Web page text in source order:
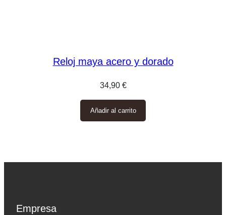
Reloj maya acero y dorado
34,90 €
Añadir al carrito
Empresa